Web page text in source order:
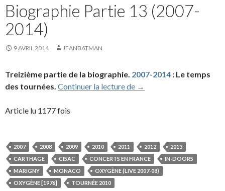
Biographie Partie 13 (2007-
2014)
9 AVRIL 2014 JEANBATMAN
Treizième partie de la biographie. 2007-2014 : Le temps
des tournées. Continuer la lecture de Biographie Partie 13
→
Article lu 1177 fois
2007 2008 2009 2010 2011 2012
2013
CARTHAGE
CISAC CONCERTS EN FRANCE
IN-DOORS
MARIGNY
MONACO
OXYGÈNE (LIVE 2007-08)
OXYGÈNE [1976]
TOURNÉE 2010